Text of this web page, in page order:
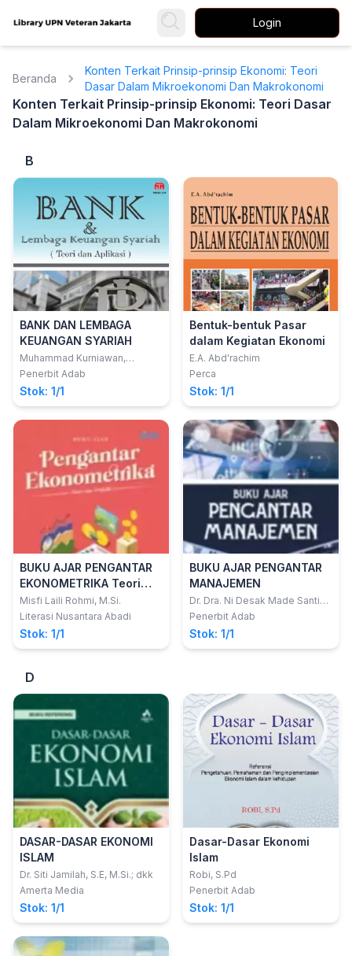
Login
Beranda
Konten Terkait Prinsip-prinsip Ekonomi: Teori
Dasar Dalam Mikroekonomi Dan Makrokonomi
Konten Terkait Prinsip-prinsip Ekonomi: Teori Dasar
Dalam Mikroekonomi Dan Makrokonomi
B
BANK DAN LEMBAGA
KEUANGAN SYARIAH
Muhammad Kurniawan,
S.E.,M.E.Sy
Penerbit Adab
Stok: 1/1
Bentuk-bentuk Pasar
dalam Kegiatan Ekonomi
E.A. Abd'rachim
Perca
Stok: 1/1
BUKU AJAR PENGANTAR
EKONOMETRIKA Teori
dan Praktik
Misfi Laili Rohmi, M.Si.
Literasi Nusantara Abadi
Stok: 1/1
BUKU AJAR PENGANTAR
MANAJEMEN
Dr. Dra. Ni Desak Made Santi
Diwyarthi, M.Si; I Wayan Adi
Lubis, S.T, M.M; Marlina, SE.,
MM Dkk
Penerbit Adab
Stok: 1/1
D
DASAR-DASAR EKONOMI
ISLAM
Dr. Siti Jamilah, S.E, M.Si.; dkk
Amerta Media
Stok: 1/1
Dasar-Dasar Ekonomi
Islam
Robi, S.Pd
Penerbit Adab
Stok: 1/1